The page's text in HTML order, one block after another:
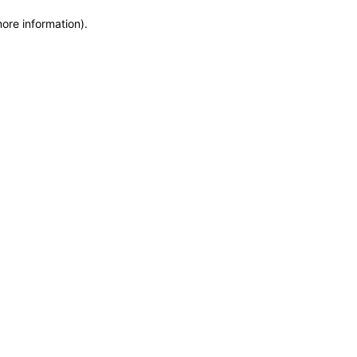
information).